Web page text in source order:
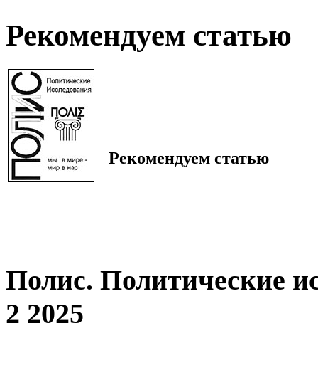
Рекомендуем статью
Рекомендуем статью
Полис. Политические
2 2025